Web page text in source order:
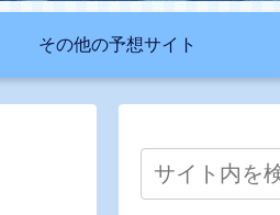
その他の予想サイト